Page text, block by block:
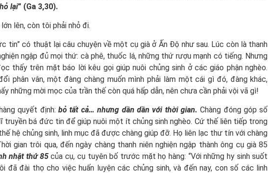
lại” (Ga 3,30).
lên, còn tôi phải nhỏ đi.
tin” có thuật lại câu chuyện về một cụ già ở Ấn Độ như sau. Lúc còn là thanh
ngập đủ mọi thứ: cà phê, thuốc lá, những thứ rượu mạnh có tiếng. Nhưng
thấy trên mặt báo lời kêu gọi giúp nuôi chủng sinh ở các giáo phận nghèo.
phân vân, một đàng chàng muốn mình phải làm một cái gì đó, đàng khác,
những mời mọc của trần thế còn quá hấp dẫn, nên chưa cần phải vội vã gì!
quyết định: bỏ tất cả… nhưng dần dần với thời gian. Chàng đóng góp số
truyền bá đức tin để giúp nuôi một ít chủng sinh nghèo. Cứ thế liên tiếp trong
hệ chủng sinh, linh mục đã được chàng giúp đỡ. Họ liên lạc thư tín với chàng
gian trôi qua, đến ngày chàng thanh niên nghiện ngập thành ông cụ già 85
nhật thứ 85của cụ, cụ tuyên bố trước mặt họ hàng: “Với những hy sinh suốt
đã đài thọ cho việc huấn luyện các chủng sinh, và đến nay, con số các linh